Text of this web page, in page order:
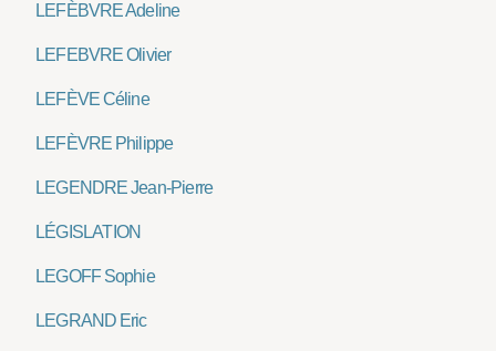
LEFÈBVRE Adeline
LEFEBVRE Olivier
LEFÈVE Céline
LEFÈVRE Philippe
LEGENDRE Jean-Pierre
LÉGISLATION
LEGOFF Sophie
LEGRAND Eric